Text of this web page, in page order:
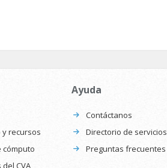
recursos
cómputo
CVA
Ayuda
Contáctanos
Directorio de servicios
Preguntas frecuentes